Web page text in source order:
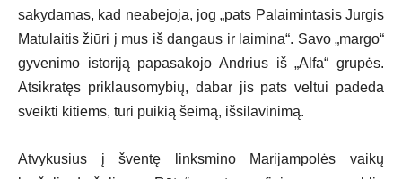
sakydamas, kad neabejoja, jog „pats Palaimintasis Jurgis
Matulaitis žiūri į mus iš dangaus ir laimina“. Savo „margo“
gyvenimo istoriją papasakojo Andrius iš „Alfa“ grupės.
Atsikratęs priklausomybių, dabar jis pats veltui padeda
sveikti kitiems, turi puikią šeimą, išsilavinimą.
Atvykusius į šventę linksmino Marijampolės vaikų